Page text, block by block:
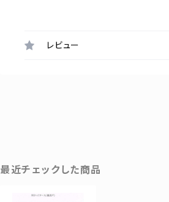
レビュー
最近チェックした商品